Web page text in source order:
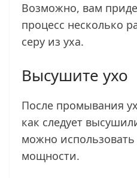
Возможно, вам
процесс несколько
серу из уха.
Высушите ухо
После промывания
как следует
можно
мощности.